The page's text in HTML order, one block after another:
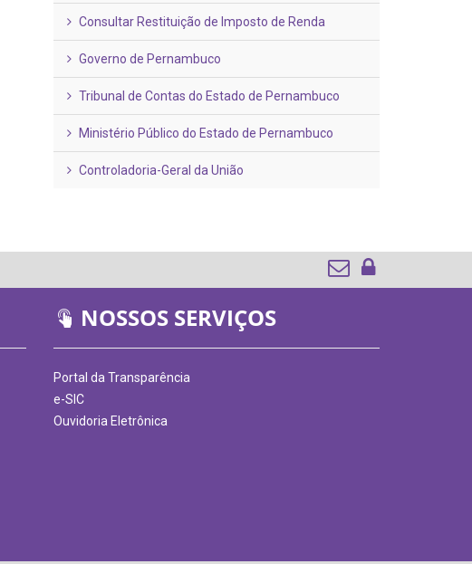
Consultar Restituição de Imposto de Renda
Governo de Pernambuco
Tribunal de Contas do Estado de Pernambuco
Ministério Público do Estado de Pernambuco
Controladoria-Geral da União
NOSSOS SERVIÇOS
Portal da Transparência
e-SIC
Ouvidoria Eletrônica